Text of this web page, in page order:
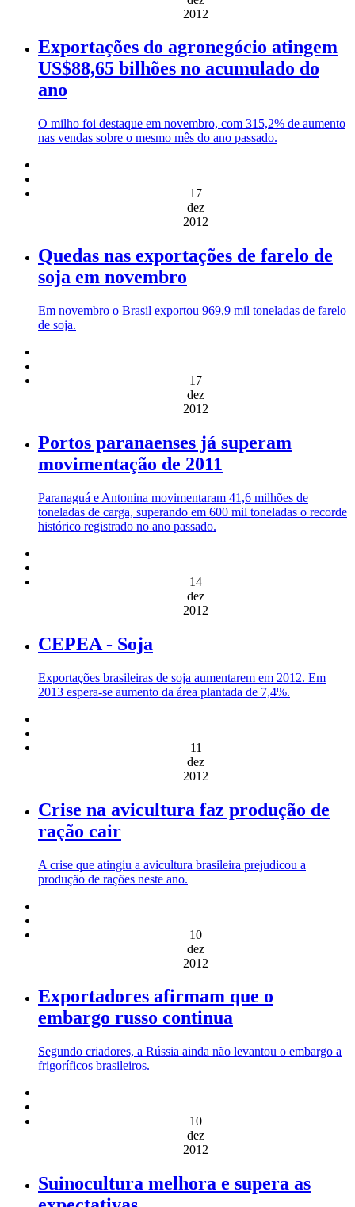
2012
Exportações do agronegócio atingem
US$88,65 bilhões no acumulado do
ano
O milho foi destaque em novembro, com 315,2% de aumento
nas vendas sobre o mesmo mês do ano passado.
17
dez
2012
Quedas nas exportações de farelo de
soja em novembro
Em novembro o Brasil exportou 969,9 mil toneladas de farelo
de soja.
17
dez
2012
Portos paranaenses já superam
movimentação de 2011
Paranaguá e Antonina movimentaram 41,6 milhões de
toneladas de carga, superando em 600 mil toneladas o recorde
histórico registrado no ano passado.
14
dez
2012
CEPEA - Soja
Exportações brasileiras de soja aumentarem em 2012. Em
2013 espera-se aumento da área plantada de 7,4%.
11
dez
2012
Crise na avicultura faz produção de
ração cair
A crise que atingiu a avicultura brasileira prejudicou a
produção de rações neste ano.
10
dez
2012
Exportadores afirmam que o
embargo russo continua
Segundo criadores, a Rússia ainda não levantou o embargo a
frigoríficos brasileiros.
10
dez
2012
Suinocultura melhora e supera as